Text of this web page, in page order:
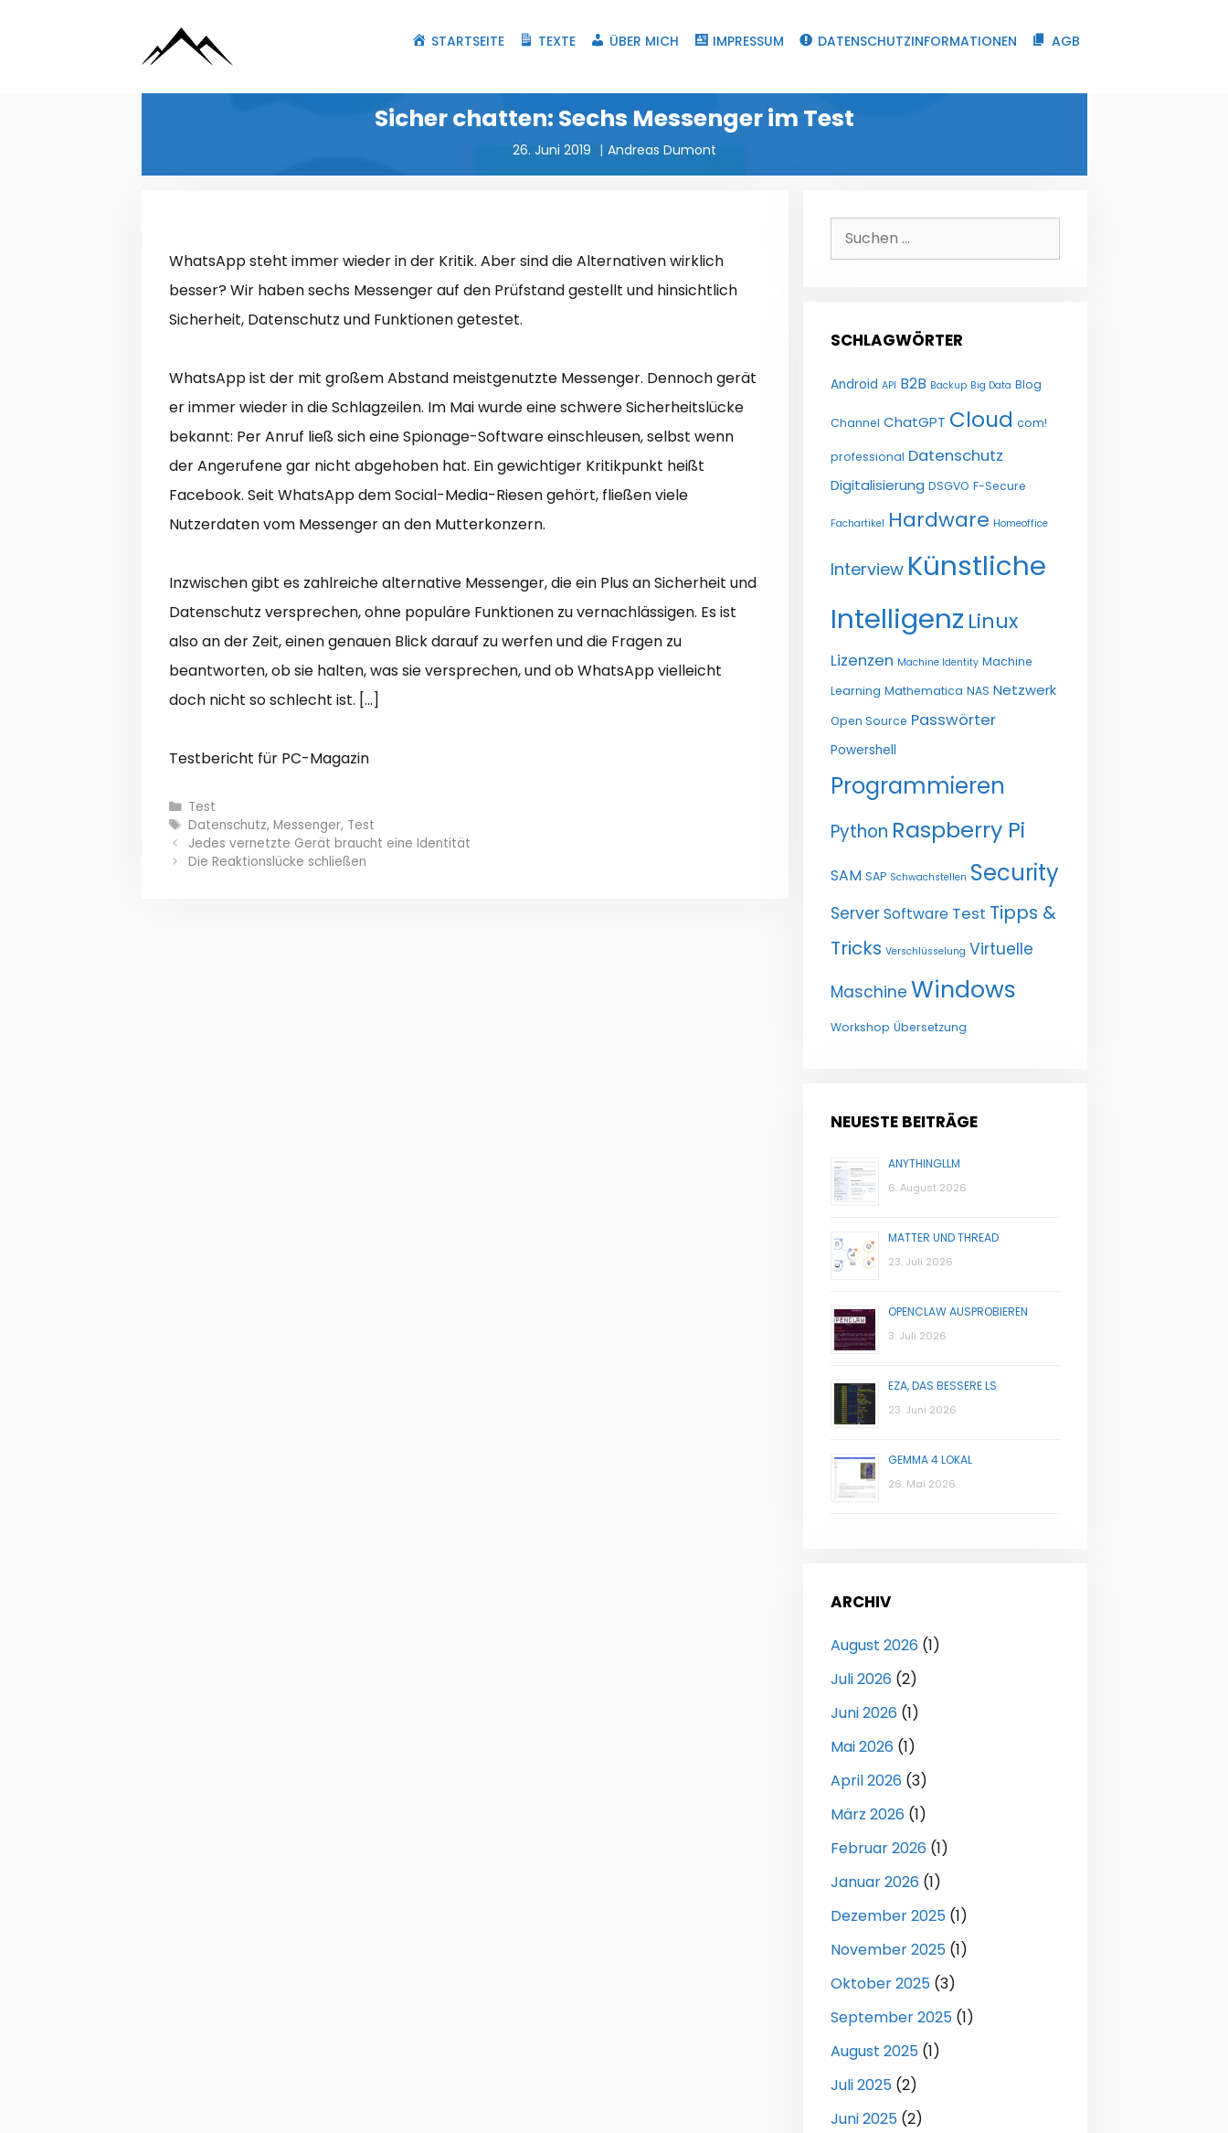
STARTSEITE TEXTE ÜBER MICH IMPRESSUM DATENSCHUTZINFORMATIONEN AGB
Sicher chatten: Sechs Messenger im Test
26. Juni 2019 Andreas Dumont
WhatsApp steht immer wieder in der Kritik. Aber sind die Alternativen wirklich
besser? Wir haben sechs Messenger auf den Prüfstand gestellt und hinsichtlich
Sicherheit, Datenschutz und Funktionen getestet.
WhatsApp ist der mit großem Abstand meistgenutzte Messenger. Dennoch gerät
er immer wieder in die Schlagzeilen. Im Mai wurde eine schwere Sicherheitslücke
bekannt: Per Anruf ließ sich eine Spionage-Software einschleusen, selbst wenn
der Angerufene gar nicht abgehoben hat. Ein gewichtiger Kritikpunkt heißt
Facebook. Seit WhatsApp dem Social-Media-Riesen gehört, fließen viele
Nutzerdaten vom Messenger an den Mutterkonzern.
Inzwischen gibt es zahlreiche alternative Messenger, die ein Plus an Sicherheit und
Datenschutz versprechen, ohne populäre Funktionen zu vernachlässigen. Es ist
also an der Zeit, einen genauen Blick darauf zu werfen und die Fragen zu
beantworten, ob sie halten, was sie versprechen, und ob WhatsApp vielleicht
doch nicht so schlecht ist. […]
Testbericht für PC-Magazin
Kategorien
Test
Schlagwörter
Datenschutz, Messenger, Test
Jedes vernetzte Gerät braucht eine Identität
Die Reaktionslücke schließen
Suchen
nach:
SCHLAGWÖRTER
Android API B2B Backup Big Data Blog
Channel ChatGPT Cloud com!
professional Datenschutz
Digitalisierung DSGVO F-Secure
Fachartikel Hardware Homeoffice
Interview Künstliche
Intelligenz Linux
Lizenzen Machine Identity Machine
Learning Mathematica NAS Netzwerk
Open Source Passwörter
Powershell
Programmieren
Python Raspberry Pi
SAM SAP Schwachstellen Security
ServerSoftware Test Tipps &
Tricks Verschlüsselung Virtuelle
Maschine Windows
Workshop Übersetzung
NEUESTE BEITRÄGE
ANYTHINGLLM
6. August 2026
MATTER UND THREAD
23. Juli 2026
OPENCLAW AUSPROBIEREN
3. Juli 2026
EZA, DAS BESSERE LS
23. Juni 2026
GEMMA 4 LOKAL
26. Mai 2026
ARCHIV
August 2026 (1)
Juli 2026 (2)
Juni 2026 (1)
Mai 2026 (1)
April 2026 (3)
März 2026 (1)
Februar 2026 (1)
Januar 2026 (1)
Dezember 2025 (1)
November 2025 (1)
Oktober 2025 (3)
September 2025 (1)
August 2025 (1)
Juli 2025 (2)
Juni 2025 (2)